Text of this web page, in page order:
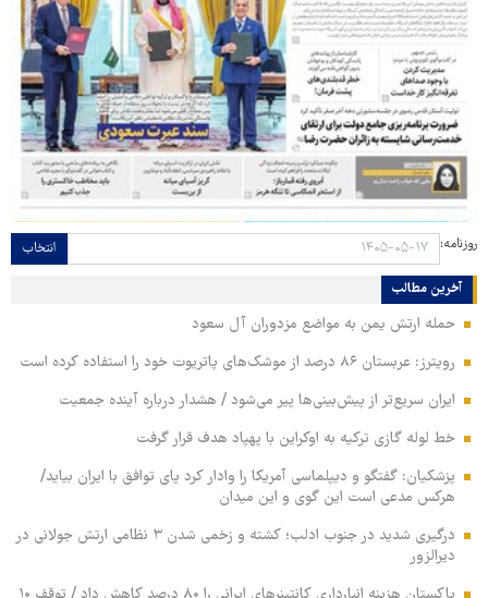
روزنامه: انتخاب
آخرین مطالب
حمله ارتش یمن به مواضع مزدوران آل سعود
رویترز: عربستان ۸۶ درصد از موشک‌های پاتریوت خود را استفاده کرده است
ایران سریع‌تر از پیش‌بینی‌ها پیر می‌شود / هشدار درباره آینده جمعیت
خط لوله گازی ترکیه به اوکراین با پهپاد هدف قرار گرفت
پزشکیان: گفتگو و دیپلماسی آمریکا را وادار کرد پای توافق با ایران بیاید/
هرکس مدعی است این گوی و این میدان
درگیری شدید در جنوب ادلب؛ کشته و زخمی شدن ۳ نظامی ارتش جولانی در
دیرالزور